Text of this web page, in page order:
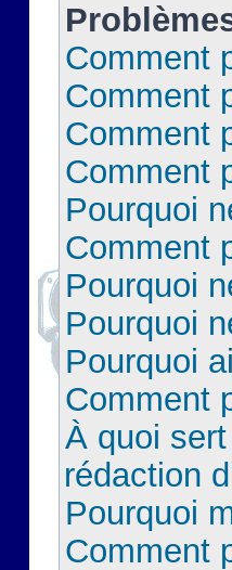
Comment
Comment
Comment
Comment
Pourquoi
Comment
Pourquoi
Pourquoi
Pourquoi
Comment
À quoi
rédaction
Pourquoi
Comment